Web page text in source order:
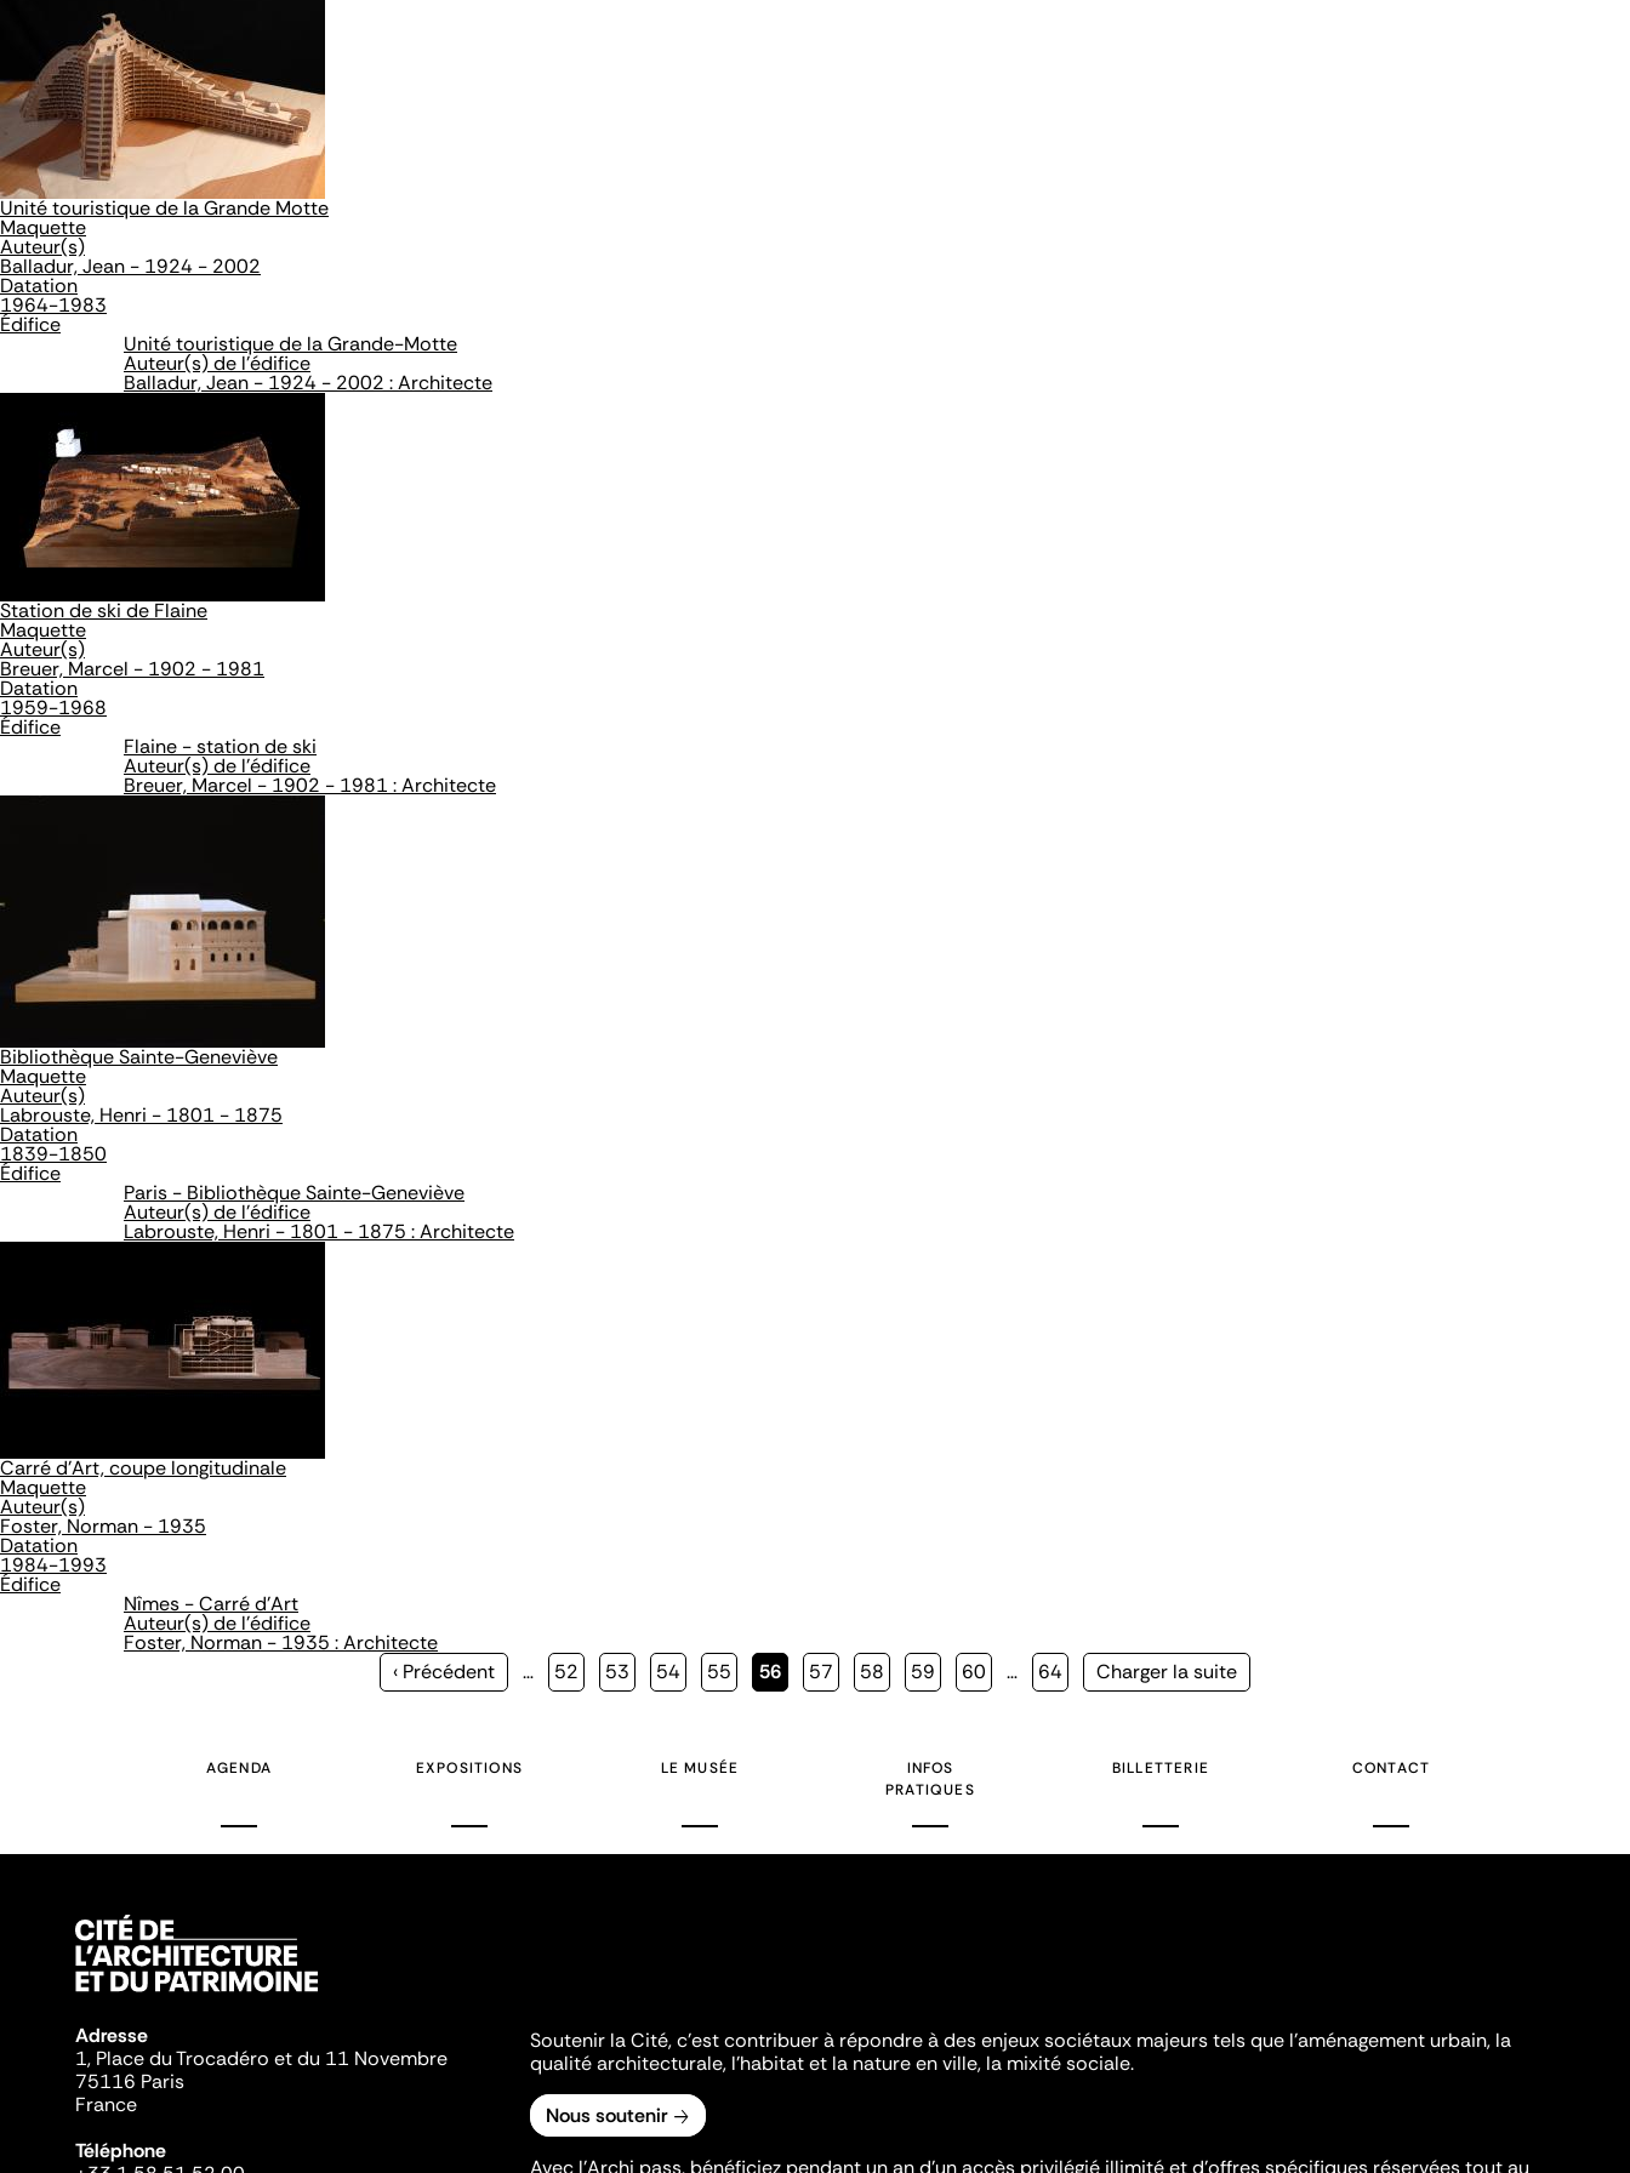
Unité touristique de la Grande Motte
Maquette
Auteur(s)
Balladur, Jean - 1924 - 2002
Datation
1964-1983
Édifice
Unité touristique de la Grande-Motte
Auteur(s) de l'édifice
Balladur, Jean - 1924 - 2002 : Architecte
Station de ski de Flaine
Maquette
Auteur(s)
Breuer, Marcel - 1902 - 1981
Datation
1959-1968
Édifice
Flaine - station de ski
Auteur(s) de l'édifice
Breuer, Marcel - 1902 - 1981 : Architecte
Bibliothèque Sainte-Geneviève
Maquette
Auteur(s)
Labrouste, Henri - 1801 - 1875
Datation
1839-1850
Édifice
Paris - Bibliothèque Sainte-Geneviève
Auteur(s) de l'édifice
Labrouste, Henri - 1801 - 1875 : Architecte
Carré d'Art, coupe longitudinale
Maquette
Auteur(s)
Foster, Norman - 1935
Datation
1984-1993
Édifice
Nîmes - Carré d'Art
Auteur(s) de l'édifice
Foster, Norman - 1935 : Architecte
Page
‹ Précédent … Page
52 Page
53 Page
54 Page
55
Page
56 Page
57 Page
58 Page
59 Page
60 … Page
64
Page
Charger la suite
AGENDA EXPOSITIONS LE MUSÉE
INFOS
PRATIQUES
BILLETTERIE CONTACT
Adresse
1, Place du Trocadéro et du 11 Novembre
75116 Paris
France
Téléphone
Soutenir la Cité, c'est contribuer à répondre à des enjeux sociétaux majeurs tels que l'aménagement urbain, la
qualité architecturale, l'habitat et la nature en ville, la mixité sociale.
Nous soutenir
Avec l’Archi pass, bénéficiez pendant un an d’un accès privilégié illimité et d’offres spécifiques réservées tout au